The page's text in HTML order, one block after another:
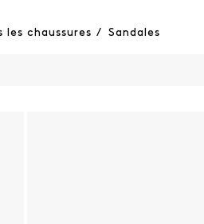
les chaussures / Sandales